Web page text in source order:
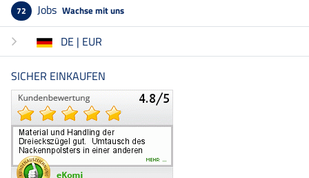
72 Jobs Wachse mit uns
DE | EUR
SICHER EINKAUFEN